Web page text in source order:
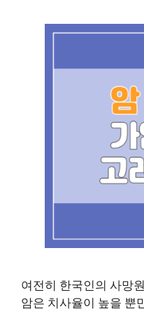
여전히 한국인의 사망
암은 치사율이 높을 뿐